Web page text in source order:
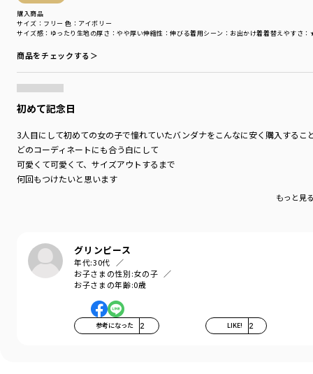
購入商品
サイズ感 ：ゆったり 生地の厚さ ：やや厚い伸縮性 ：伸びる着用シーン ：お出かけ着着替えやすさ
サイズ：フリー 色：アイボリー
商品をチェックする＞
初めて記念日
3人目にして初めての女の子で憧れていたバンダナをこんなに安く購入するこ
どのコーディネートにも合う白にして
可愛くて可愛くて、サイズアウトするまで
何回もつけたいと思います
もっと見
グリンピース
年代:30代
お子さまの性別:女の子
お子さまの年齢:0歳
参考になった 2 LIKE! 2